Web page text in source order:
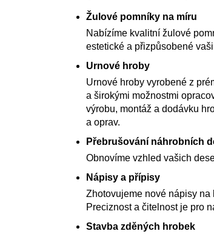
Žulové pomníky na míru
Nabízíme kvalitní žulové
estetické a přizpůsobené
Urnové hroby
Urnové hroby vyrobené z
a širokými možnostmi
výrobu, montáž a dodávku
a oprav.
Přebrušování náhrobních
Obnovíme vzhled vašich
Nápisy a přípisy
Zhotovujeme nové nápisy
Preciznost a čitelnost je pro
Stavba zděných hrobek